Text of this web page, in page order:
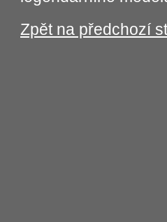
Zpět na předchozí